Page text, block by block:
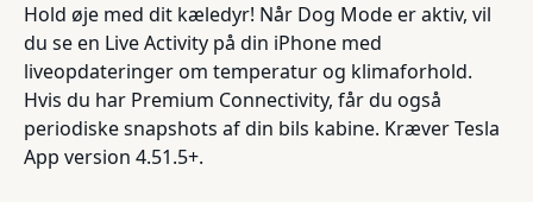
Hold øje med dit kæledyr! Når Dog Mode er aktiv, vil
du se en Live Activity på din iPhone med
liveopdateringer om temperatur og klimaforhold.
Hvis du har Premium Connectivity, får du også
periodiske snapshots af din bils kabine. Kræver Tesla
App version 4.51.5+.